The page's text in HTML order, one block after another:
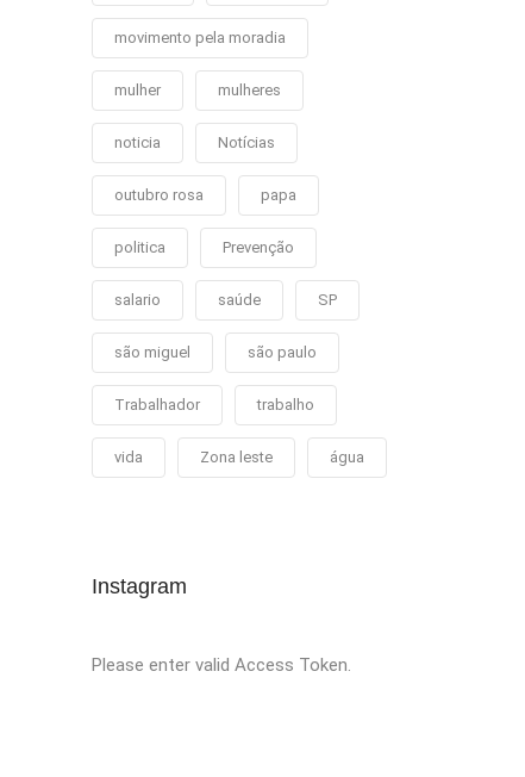
movimento pela moradia
mulher mulheres
noticia Notícias
outubro rosa papa
politica Prevenção
salario saúde SP
são miguel são paulo
Trabalhador trabalho
vida Zona leste água
Instagram
Please enter valid Access Token.